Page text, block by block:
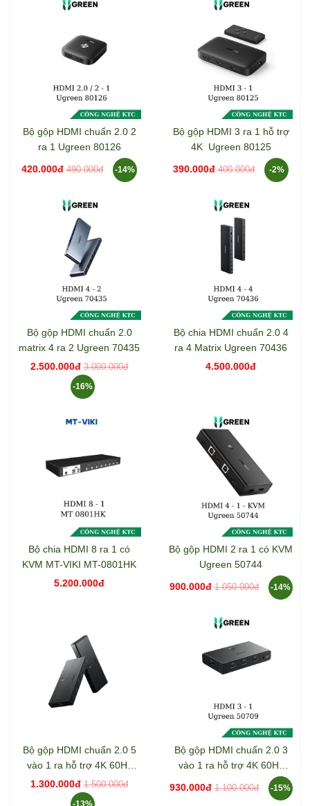
Bộ gộp HDMI chuẩn 2.0 2
ra 1 Ugreen 80126
420.000đ 490.000đ -14%
Bộ gộp HDMI 3 ra 1 hỗ trợ
4K Ugreen 80125
390.000đ 400.000đ -2%
Bộ gộp HDMI chuẩn 2.0
matrix 4 ra 2 Ugreen 70435
2.500.000đ 3.000.000đ
-16%
Bộ chia HDMI chuẩn 2.0 4
ra 4 Matrix Ugreen 70436
4.500.000đ
Bộ chia HDMI 8 ra 1 có
KVM MT-VIKI MT-0801HK
5.200.000đ
Bộ gộp HDMI 2 ra 1 có KVM
Ugreen 50744
900.000đ 1.050.000đ -14%
Bộ gộp HDMI chuẩn 2.0 5
vào 1 ra hỗ trợ 4K 60Hz
Ugreen 50710
1.300.000đ 1.500.000đ
-13%
Bộ gộp HDMI chuẩn 2.0 3
vào 1 ra hỗ trợ 4K 60Hz
930.000đ 1.100.000đ -15%